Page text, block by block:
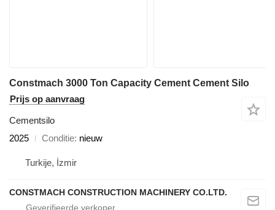
Constmach 3000 Ton Capacity Cement Cement Silo
Prijs op aanvraag
Cementsilo
2025
Conditie nieuw
Turkije, İzmir
CONSTMACH CONSTRUCTION MACHINERY CO.LTD.